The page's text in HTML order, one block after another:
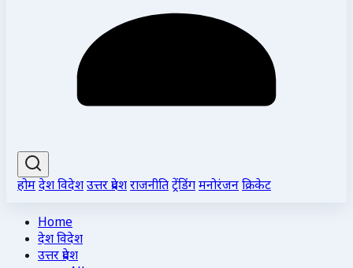
होमदेश विदेशउत्तर प्रदेशराजनीतिट्रेंडिंगमनोरंजनक्रिकेट
Home
देश विदेश
उत्तर प्रदेश